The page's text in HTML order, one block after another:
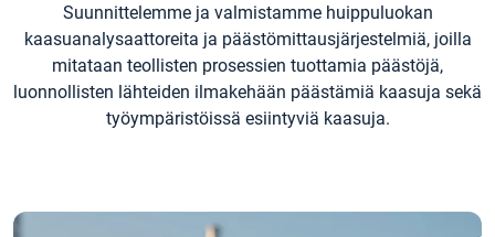
Suunnittelemme ja valmistamme huippuluokan
kaasuanalysaattoreita ja päästömittausjärjestelmiä, joilla
mitataan teollisten prosessien tuottamia päästöjä,
luonnollisten lähteiden ilmakehään päästämiä kaasuja sekä
työympäristöissä esiintyviä kaasuja.